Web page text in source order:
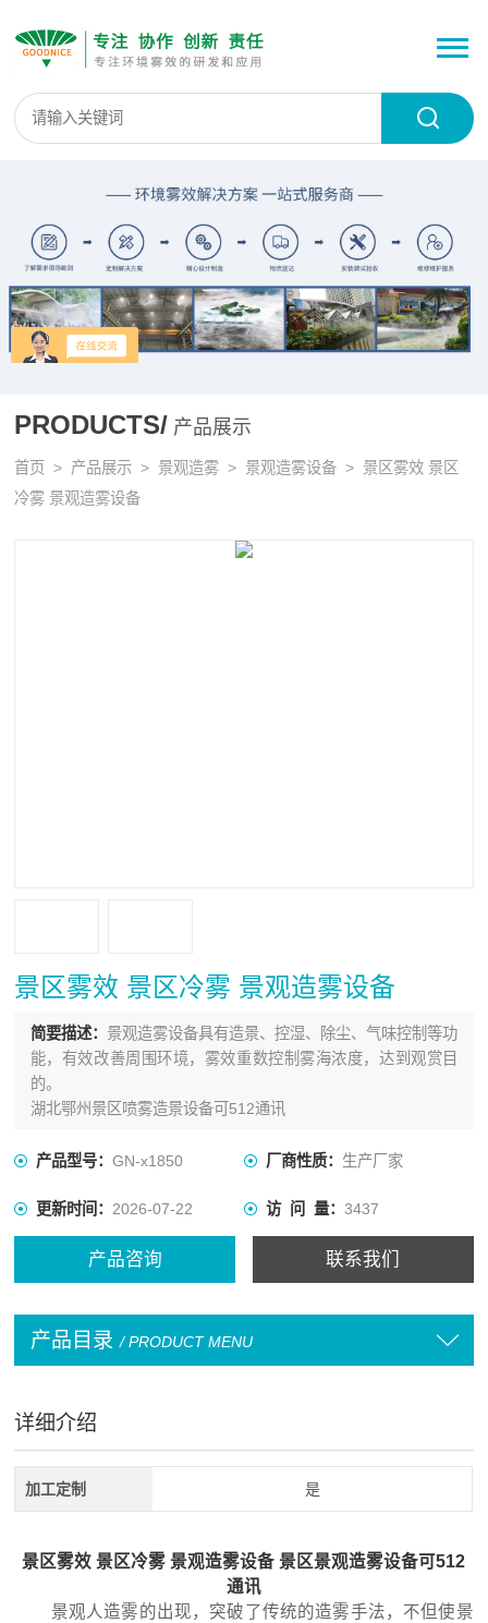
PRODUCTS/ 产品展示
首页 > 产品展示 > 景观造雾 > 景观造雾设备 > 景区雾效 景区
冷雾 景观造雾设备
景区雾效 景区冷雾 景观造雾设备
简要描述： 景观造雾设备具有造景、控湿、除尘、气味控制等功
能，有效改善周围环境，雾效重数控制雾海浓度，达到观赏目
的。
湖北鄂州景区喷雾造景设备可512通讯
产品型号：GN-x1850 厂商性质： 生产厂家
更新时间：2026-07-22 访 问 量： 3437
产品咨询 联系我们
产品目录 / PRODUCT MENU
详细介绍
加工定制 是
景区雾效 景区冷雾 景观造雾设备 景区景观造雾设备可512
通讯
景观人造雾的出现，突破了传统的造雾手法，不但使景